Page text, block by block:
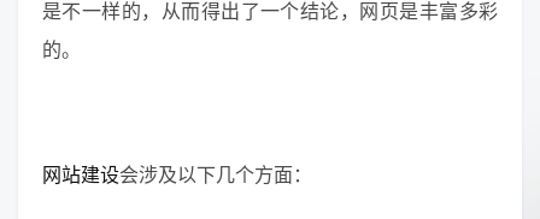
是不一样的，从而得出了一个结论，网页是丰富多彩
的。
网站建设会涉及以下几个方面：